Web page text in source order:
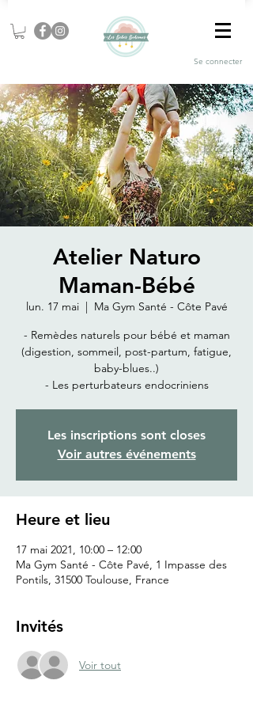
Se connecter
Atelier Naturo
Maman-Bébé
lun. 17 mai
  |
Ma Gym Santé - Côte Pavé
- Remèdes naturels pour bébé et maman
(digestion, sommeil, post-partum, fatigue,
baby-blues..)
- Les perturbateurs endocriniens
Les inscriptions sont closes
Voir autres événements
Heure et lieu
17 mai 2021, 10:00 – 12:00
Ma Gym Santé - Côte Pavé, 1 Impasse des
Pontils, 31500 Toulouse, France
Invités
Voir tout